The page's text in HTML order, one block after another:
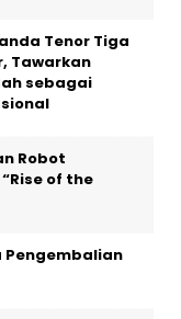
Tenor Tiga
Tawarkan
sebagai
Robot
of the
Pengembalian